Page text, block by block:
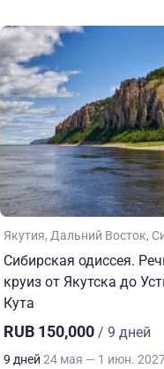
Якутия Дальний Восток
Сибирская одиссея.
круиз от Якутска до
Кута
RUB 150,000 / 9 дней
9 дней 24 мая — 1 июн.